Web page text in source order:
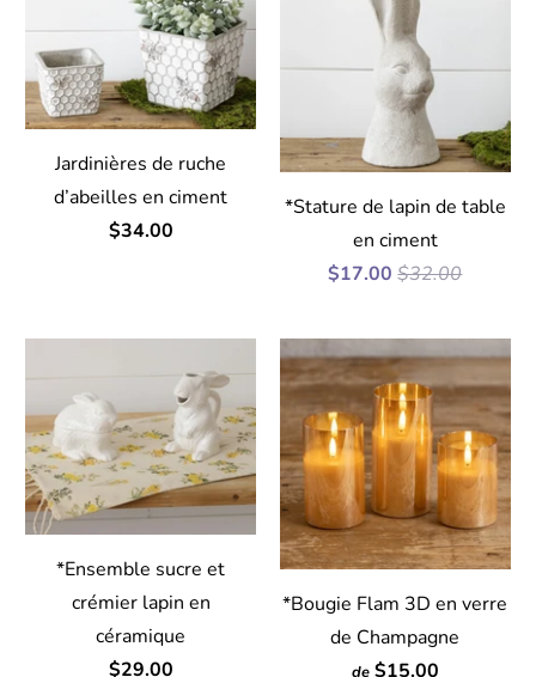
Jardinières de ruche
d’abeilles en ciment
$34.00
*Stature de lapin de table
en ciment
$17.00$32.00
*Ensemble sucre et
crémier lapin en
céramique
$29.00
*Bougie Flam 3D en verre
de Champagne
de $15.00